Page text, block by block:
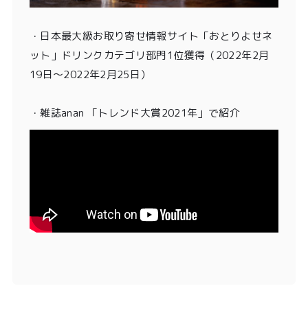
・ 日本最大級お取り寄せ情報サイト「おとりよせネ
ット」ドリンクカテゴリ部門1位獲得 （2022年2月
19日〜2022年2月25日）
・雑誌anan 「トレンド大賞2021年」 で紹介